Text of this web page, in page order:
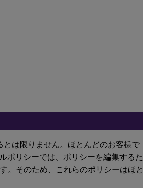
は限りません。ほとんどのお客様で
ポリシーでは、ポリシーを編集するた
。そのため、これらのポリシーはほと